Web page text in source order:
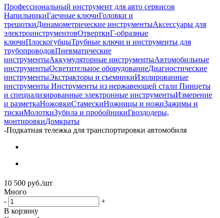
Профессиональный инструмент для авто сервисов
НапильникиГаечные ключиГоловки и
трещоткиДинамометрические инструментыАксессуары для
электроинструментовОтверткиГ-образные
ключиПлоскогубцыТрубные ключи и инструменты для
трубопроводовПневматические
инструментыАккумуляторные инструментыАвтомобильные
инструментыОсветительное оборудованиеДиагностические
инструментыЭкстракторы и съемникиИзолированные
инструменты Инструменты из нержавеющей стали Пинцеты
и специализированные электронные инструментыИзмерение
и разметкаНожовкиСтамескиНожницы и ножиЗажимы и
тискиМолоткиЗубила и пробойникиГвоздодеры,
монтировкиДомкраты
-Подкатная тележка для транспортировки автомобиля
10 500 руб./шт
Много
-
+
В корзину